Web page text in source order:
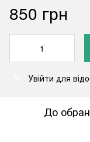
850 грн
Увійти для
До